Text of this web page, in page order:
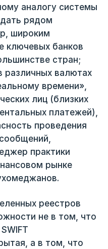
аналогу системы
рядом
широким
ключевых банков
стран;
различных валютах
времени»,
лиц (близких
платежей),
проведения
практики
рынке
реестров
не в том, что
а в том, что